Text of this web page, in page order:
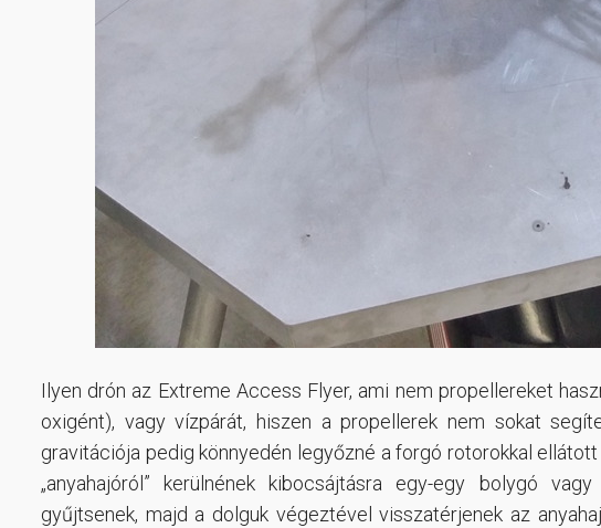
Ilyen drón az Extreme Access Flyer, ami nem propellereket
oxigént), vagy vízpárát, hiszen a propellerek nem sokat
gravitációja pedig könnyedén legyőzné a forgó rotorokkal
„anyahajóról” kerülnének kibocsájtásra egy-egy bolygó
gyűjtsenek, majd a dolguk végeztével visszatérjenek az